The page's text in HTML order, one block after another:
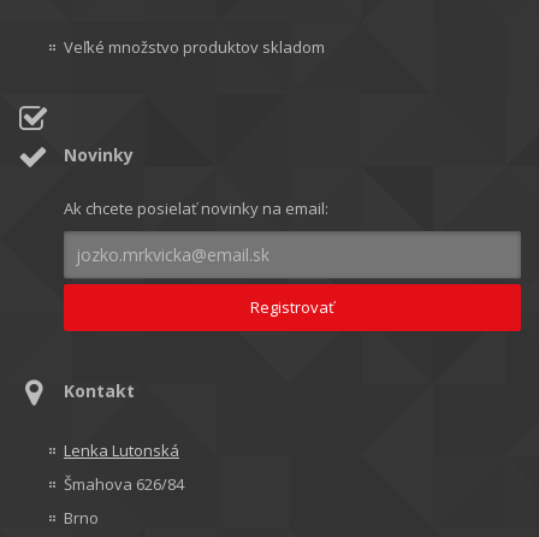
Veľké množstvo produktov skladom
Novinky
Ak chcete posielať novinky na email:
Kontakt
Lenka Lutonská
Šmahova 626/84
Brno